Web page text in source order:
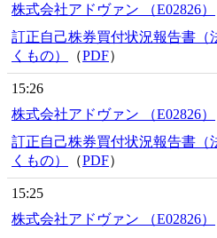
株式会社アドヴァン （E02826）
訂正自己株券買付状況報告書（
くもの）
（PDF）
15:26
株式会社アドヴァン （E02826）
訂正自己株券買付状況報告書（
くもの）
（PDF）
15:25
株式会社アドヴァン （E02826）